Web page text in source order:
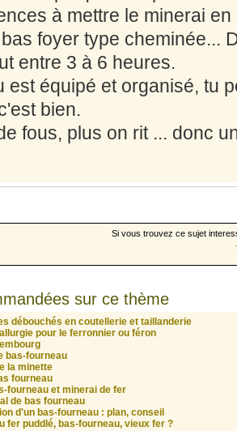
à mettre le minerai
foyer type cheminée...
entre 3 à 6 heures.
est équipé et organisé, tu
bien.
fous, plus on rit ... donc
Si vous trouvez ce sujet
sur ce thème
débouchés en coutellerie et taillanderie
pour le ferronnier ou féron
bas-fourneau
la minette
fourneau
fourneau et minerai de fer
de bas fourneau
d'un bas-fourneau : plan, conseil
fer puddlé, bas-fourneau, vieux fer ?